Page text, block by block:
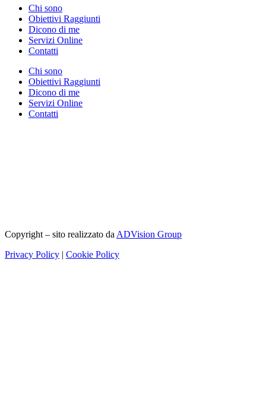
Chi sono
Obiettivi Raggiunti
Dicono di me
Servizi Online
Contatti
Chi sono
Obiettivi Raggiunti
Dicono di me
Servizi Online
Contatti
Copyright – sito realizzato da ADVision Group
Privacy Policy | Cookie Policy